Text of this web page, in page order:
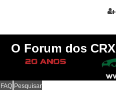
O Forum dos
FAQ Pesquisar